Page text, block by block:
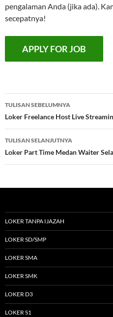
pengalaman Anda (jika ada).
secepatnya!
Navigasi
Tulisan
TULISAN SEBELUMNYA
Loker Freelance Host Live
TULISAN SELANJUTNYA
Loker Part Time Medan Waiter
LOKER TANPA IJAZAH
LOKER SD/SMP
LOKER SMA
LOKER SMK
LOKER D3
LOKER S1